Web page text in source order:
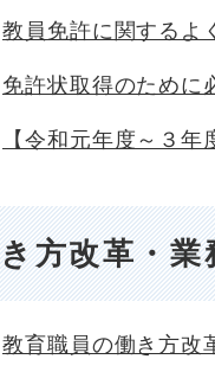
教員免許に関するよ
免許状取得のために
【令和元年度～３
方改革・
教育職員の働き方改